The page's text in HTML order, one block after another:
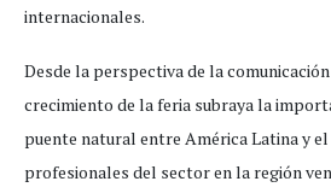
internacionales.
Desde la perspectiva de la
crecimiento de la feria subraya la
puente natural entre América Latina y
profesionales del sector en la región